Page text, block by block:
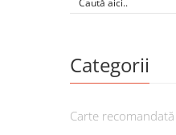
Categorii
Carte recomandată